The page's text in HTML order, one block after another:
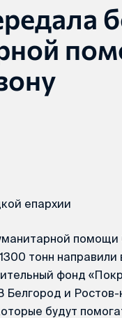
епархии
тонн направили
фонд
и
будут